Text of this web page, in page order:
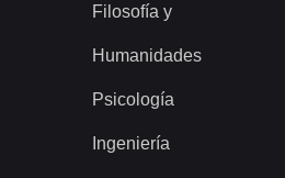
Filosofía y
Humanidades
Psicología
Ingeniería